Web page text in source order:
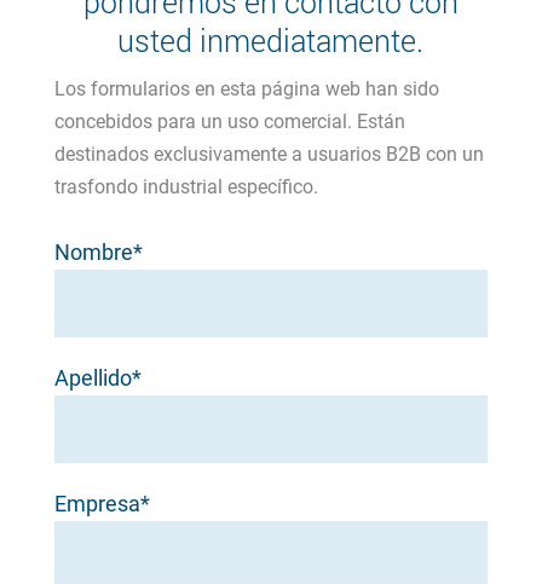
usted inmediatamente.
Los formularios en esta página web han sido
concebidos para un uso comercial. Están
destinados exclusivamente a usuarios B2B con un
trasfondo industrial específico.
Nombre*
Apellido*
Empresa*